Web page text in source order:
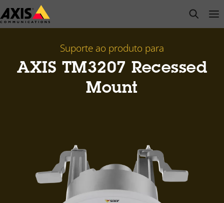
Pular
para
open
Suporte ao produto para
AXIS TM3207 Recessed
Mount